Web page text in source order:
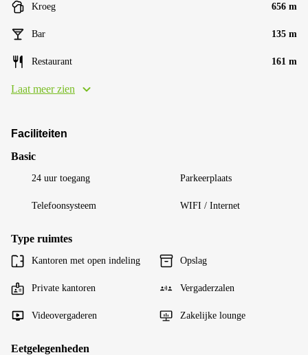
Kroeg 656 m
Bar 135 m
Restaurant 161 m
Laat meer zien
Faciliteiten
Basic
24 uur toegang Parkeerplaats
Telefoonsysteem WIFI / Internet
Type ruimtes
Kantoren met open indeling Opslag
Private kantoren Vergaderzalen
Videovergaderen Zakelijke lounge
Eetgelegenheden